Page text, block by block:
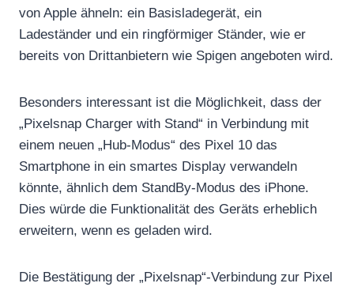
von Apple ähneln: ein Basisladegerät, ein
Ladeständer und ein ringförmiger Ständer, wie er
bereits von Drittanbietern wie Spigen angeboten wird.
Besonders interessant ist die Möglichkeit, dass der
„Pixelsnap Charger with Stand“ in Verbindung mit
einem neuen „Hub-Modus“ des Pixel 10 das
Smartphone in ein smartes Display verwandeln
könnte, ähnlich dem StandBy-Modus des iPhone.
Dies würde die Funktionalität des Geräts erheblich
erweitern, wenn es geladen wird.
Die Bestätigung der „Pixelsnap“-Verbindung zur Pixel